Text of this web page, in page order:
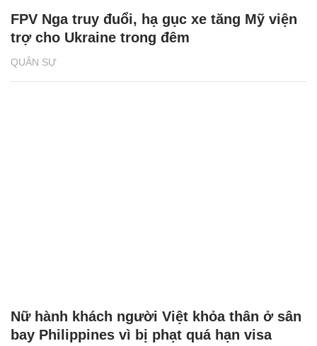
QUÂN SỰ
FPV Nga truy đuổi, hạ gục xe tăng Mỹ viện
trợ cho Ukraine trong đêm
Nữ hành khách người Việt khỏa thân ở sân
bay Philippines vì bị phạt quá hạn visa